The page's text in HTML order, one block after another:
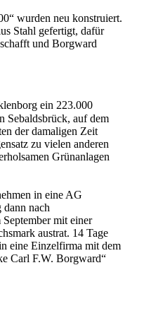
wurden neu konstruiert.
Stahl gefertigt, dafür
und Borgward
ein 223.000
Sebaldsbrück, auf dem
der damaligen Zeit
zu vielen anderen
Grünanlagen
in eine AG
dann nach
mit einer
austrat. 14 Tage
eine Einzelfirma mit dem
Carl F.W. Borgward